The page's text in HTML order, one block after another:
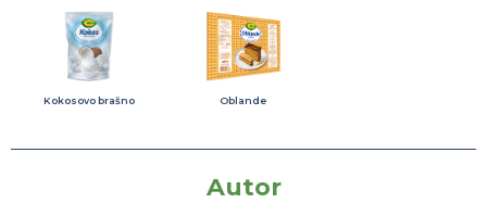
Kokosovo brašno Oblande
Autor